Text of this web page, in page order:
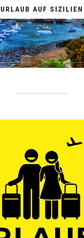
URLAUB AUF SIZILIEN